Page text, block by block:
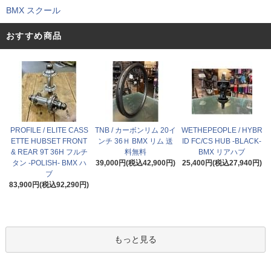
BMX スクール
おすすめ商品
PROFILE / ELITE CASS
ETTE HUBSET FRONT
& REAR 9T 36H フルチ
タン -POLISH- BMX ハ
ブ
83,900円(税込92,290円)
TNB / カーボンリム 20イ
ンチ 36Ｈ BMX リム 送
料無料
39,000円(税込42,900円)
WETHEPEOPLE / HYBR
ID FC/CS HUB -BLACK-
BMX リアハブ
25,400円(税込27,940円)
もっと見る